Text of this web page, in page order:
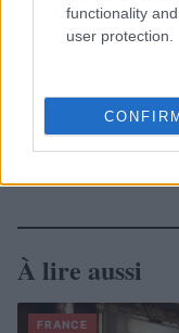
functionality
user protection.
À lire aussi
FRANCE